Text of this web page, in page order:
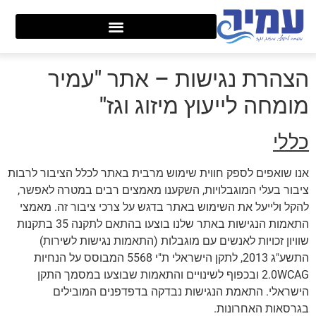
הצהרת נגישות – אתר "עמיר
מומחה לייעוץ מיזוג וגז"
כללי
אנו שואפים לספק חווית שימוש מרבית באתר לכלל הציבור לרבות
ציבור בעלי המוגבלויות, השקענו מאמצים רבים במטרה לאפשר,
להקל ולייעל את השימוש באתר בדגש על צרכי ציבור זה. מאמצי
התאמות הנגישות באתר שלנו בוצעו בהתאם לתקנה 35 בתקנות
שוויון זכויות לאנשים עם מוגבלות (התאמות נגישות לשירות)
התשע"ג 2013, לתקן הישראלי ת"י 5568 המבוסס על הנחיות
2.0WCAG ובכפוף לשינויים והתאמות שבוצעו במסמך התקן
הישראלי. התאמת הנגישות נבדקה בדפדפנים המובילים
בגרסאות האחרונות.